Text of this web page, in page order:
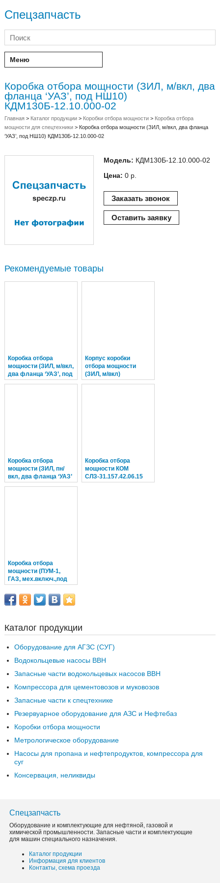
Спецзапчасть
Меню
Коробка отбора мощности (ЗИЛ, м/вкл, два
фланца ‘УАЗ’, под НШ10)
КДМ130Б-12.10.000-02
Главная> Каталог продукции> Коробки отбора мощности> Коробка отбора
мощности для спецтехники> Коробка отбора мощности (ЗИЛ, м/вкл, два фланца
‘УАЗ’, под НШ10) КДМ130Б-12.10.000-02
Модель: КДМ130Б-12.10.000-02
Цена: 0 р.
Заказать звонок
Оставить заявку
Рекомендуемые товары
Коробка отбора
мощности (ЗИЛ, м/вкл,
два фланца ‘УАЗ’, под
НШ50)
Корпус коробки
отбора мощности
(ЗИЛ, м/вкл)
КДМ130Б-12.10.016
Коробка отбора
мощности (ЗИЛ, пн/
вкл, два фланца ‘УАЗ’
назад) КО815-
Коробка отбора
мощности КОМ
СЛЗ-31.157.42.06.15
Коробка отбора
мощности (ПУМ-1,
ГАЗ, мех.включ.,под
НШ-32+фл. н/об.
КПП-5ст.)
Каталог продукции
Оборудование для АГЗС (СУГ)
Водокольцевые насосы ВВН
Запасные части водокольцевых насосов ВВН
Компрессора для цементовозов и муковозов
Запасные части к спецтехнике
Резервуарное оборудование для АЗС и Нефтебаз
Коробки отбора мощности
Метрологическое оборудование
Насосы для пропана и нефтепродуктов, компрессора для
суг
Консервация, неликвиды
Спецзапчасть
Оборудование и комплектующие для нефтяной, газовой и
химической промышленности. Запасные части и комплектующие
для машин специального назначения.
Каталог продукции
Информация для клиентов
Контакты, схема проезда